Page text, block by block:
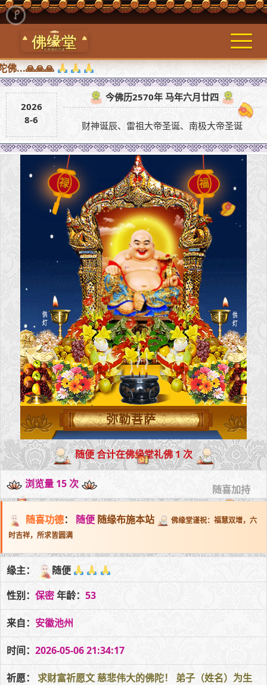
...🙏🙏🙏
2026
8-6
今佛历2570年 马年六月廿四
财神诞辰、雷祖大帝圣诞、南极大帝圣诞
福
禄
弥勒菩萨
随便 合计在佛缘堂礼佛 1 次
浏览量 15 次 随喜加持
随喜功德： 随便 随缘布施本站
佛缘堂谨祝：福慧双增，六
时吉祥，所求皆圆满
缘主：
随便
性别： 保密年龄： 53
来自： 安徽池州
时间： 2026-05-06 21:34:17
祈愿：
求财富祈愿文 慈悲伟大的佛陀！ 弟子（姓名）为生